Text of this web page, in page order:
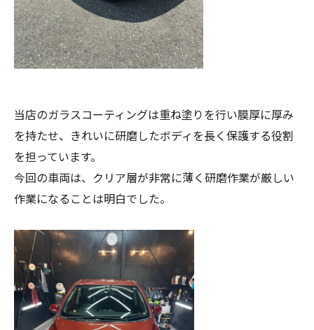
当店のガラスコーティングは重ね塗りを行い膜厚に厚み
を持たせ、きれいに研磨したボディを長く保護する役割
を担っています。
今回の車両は、クリア層が非常に薄く研磨作業が厳しい
作業になることは明白でした。